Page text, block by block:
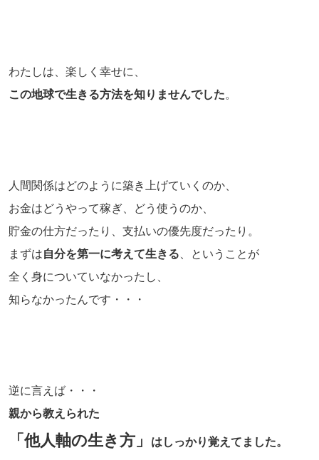
わたしは、楽しく幸せに、
この地球で生きる方法を知りませんでした。
人間関係はどのように築き上げていくのか、
お金はどうやって稼ぎ、どう使うのか、
貯金の仕方だったり、支払いの優先度だったり。
まずは自分を第一に考えて生きる 、ということが
全く身についていなかったし、
知らなかったんです・・・
逆に言えば・・・
親から教えられた
「他人軸の生き方」 はしっかり覚えてました。